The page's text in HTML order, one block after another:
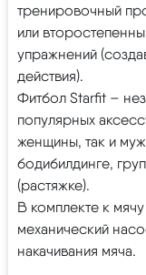
тренировочный
или
упражнений
действия).
Фитбол Starfit –
популярных
женщины, так и
бодибилдинге,
(растяжке).
В комплекте к
механический
накачивания мяча.